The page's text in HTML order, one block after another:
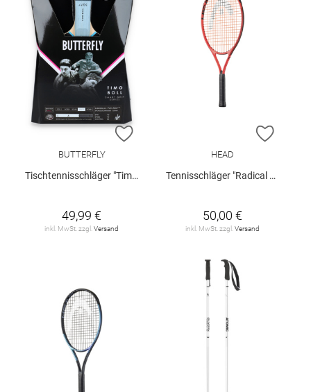
ZUR WUNSCHLISTE HINZUFÜGEN
BUTTERFLY
Tischtennisschläger "Timo Boll"
49,99 €
inkl. MwSt. zzgl. Versand
ZUR
HEAD
Tennisschläger "Radical 25 Junior"
50,00 €
inkl. MwSt. zzgl. Versand